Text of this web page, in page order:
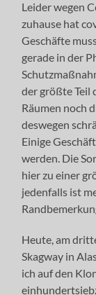
Leider wegen
zuhause hat
Geschäfte
gerade in der
der größte Teil
Räumen noch
deswegen
Einige
werden. Die
hier zu einer
jedenfalls ist
Heute, am
Skagway in
ich auf den